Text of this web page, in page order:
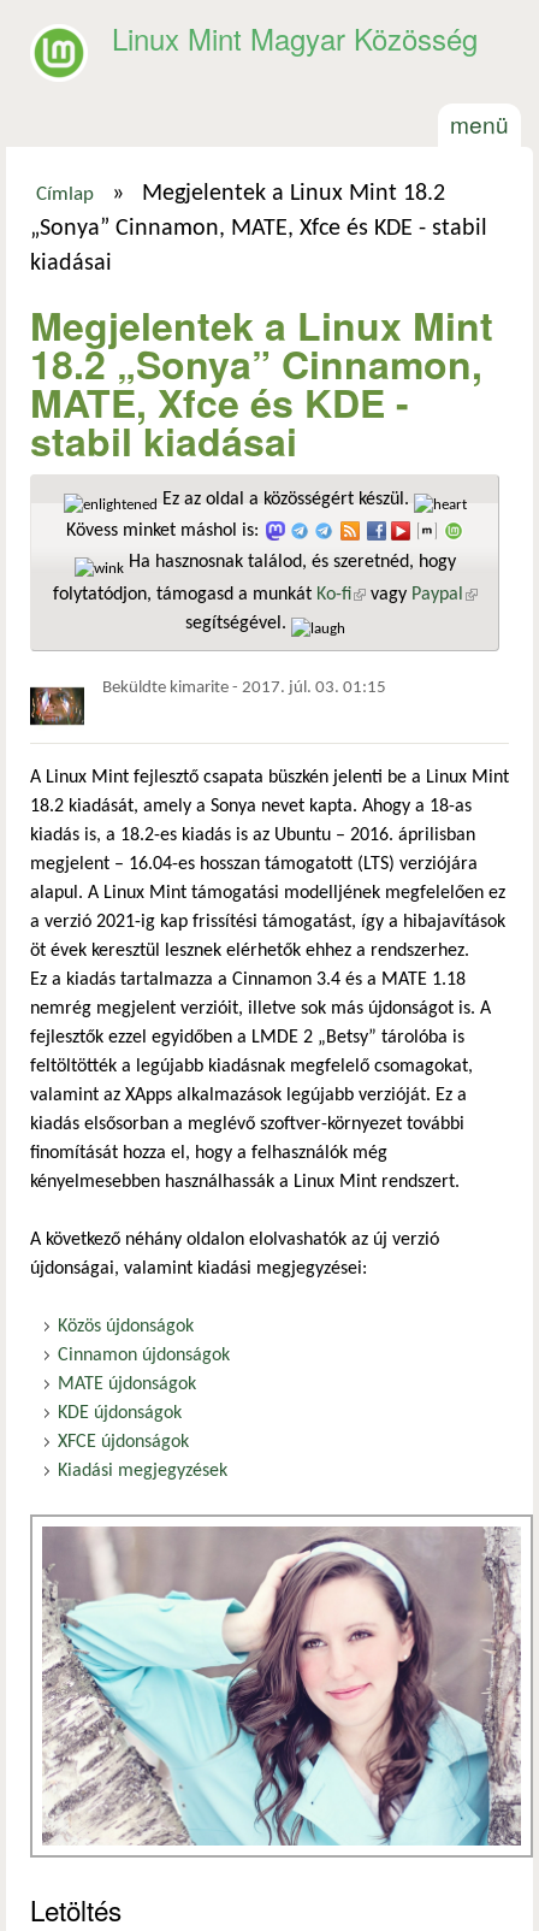
Linux Mint Magyar Közösség
menü
Jelenlegi hely
Címlap »
Megjelentek a Linux Mint 18.2
„Sonya” Cinnamon, MATE, Xfce és KDE - stabil
kiadásai
Megjelentek a Linux Mint
18.2 „Sonya” Cinnamon,
MATE, Xfce és KDE -
stabil kiadásai
Ez az oldal a közösségért készül.
Kövess minket máshol is:
Ha hasznosnak találod, és szeretnéd, hogy
folytatódjon, támogasd a munkát Ko-fi(külső hivatkozás)
vagy Paypal
segítségével.
Beküldte kimarite - 2017. júl. 03. 01:15
A Linux Mint fejlesztő csapata büszkén jelenti be a Linux Mint
18.2 kiadását, amely a Sonya nevet kapta. Ahogy a 18-as
kiadás is, a 18.2-es kiadás is az Ubuntu – 2016. áprilisban
megjelent – 16.04-es hosszan támogatott (LTS) verziójára
alapul. A Linux Mint támogatási modelljének megfelelően ez
a verzió 2021-ig kap frissítési támogatást, így a hibajavítások
öt évek keresztül lesznek elérhetők ehhez a rendszerhez.
Ez a kiadás tartalmazza a Cinnamon 3.4 és a MATE 1.18
nemrég megjelent verzióit, illetve sok más újdonságot is. A
fejlesztők ezzel egyidőben a LMDE 2 „Betsy” tárolóba is
feltöltötték a legújabb kiadásnak megfelelő csomagokat,
valamint az XApps alkalmazások legújabb verzióját. Ez a
kiadás elsősorban a meglévő szoftver-környezet további
finomítását hozza el, hogy a felhasználók még
kényelmesebben használhassák a Linux Mint rendszert.
A következő néhány oldalon elolvashatók az új verzió
újdonságai, valamint kiadási megjegyzései:
Közös újdonságok
Cinnamon újdonságok
MATE újdonságok
KDE újdonságok
XFCE újdonságok
Kiadási megjegyzések
Letöltés